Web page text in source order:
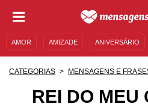
AMOR AMIZADE ANIVERSÁRIO
CATEGORIAS MENSAGENS E
REI DO MEU